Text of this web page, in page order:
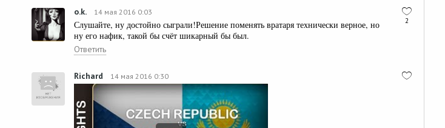
2
o.k. 14 мая 2016 0:03
Слушайте, ну достойно сыграли!Решение поменять вратаря технически верное, но
ну его нафик, такой бы счёт шикарный бы был.
Ответить
Richard 14 мая 2016 0:30